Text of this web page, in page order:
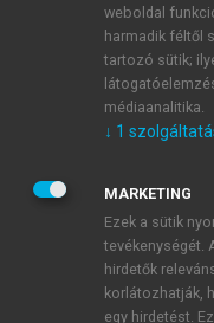
E-MAIL-CÍM
JELSZÓ
JELSZÓ ÚJRA
weboldal
harmadik féltől
tartozó sütik;
médiaanalitika.
↓ 1
MARKETING
Ezek a sütik
tevékenységét.
hirdetők
korlátozhatják,
egy hirdetést.